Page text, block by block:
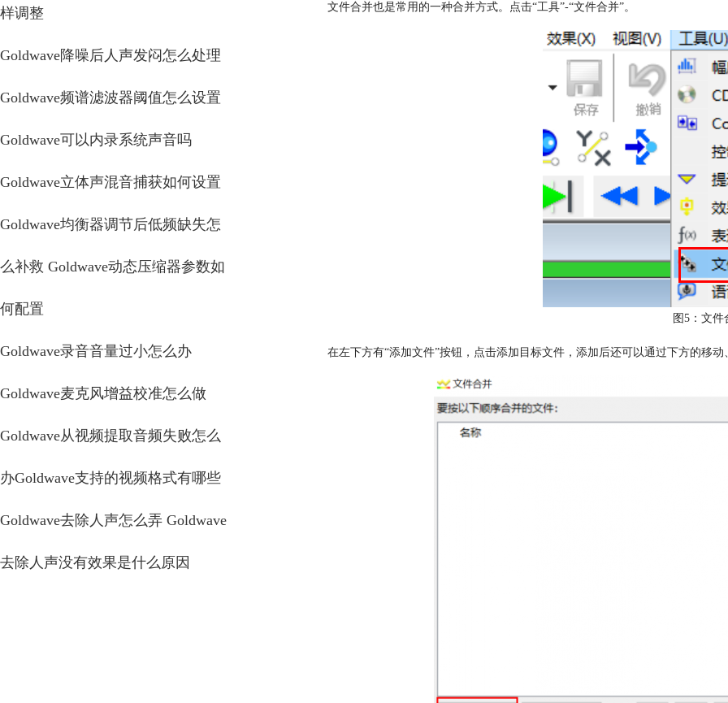
样调整
Goldwave降噪后人声发闷怎么处理
Goldwave频谱滤波器阈值怎么设置
Goldwave可以内录系统声音吗
Goldwave立体声混音捕获如何设置
Goldwave均衡器调节后低频缺失怎
么补救 Goldwave动态压缩器参数如
何配置
Goldwave录音音量过小怎么办
Goldwave麦克风增益校准怎么做
Goldwave从视频提取音频失败怎么
办Goldwave支持的视频格式有哪些
Goldwave去除人声怎么弄 Goldwave
去除人声没有效果是什么原因
文件合并也是常用的一种合并方式。点击“工具”-“文件合并”。
图5：文件
在左下方有“添加文件”按钮，点击添加目标文件，添加后还可以通过下方的移